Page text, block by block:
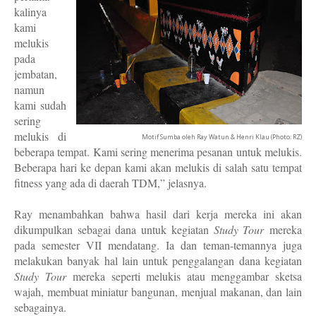
Motif Sumba oleh Ray Watun & Henri Klau (Photo: RZ)
kalinya
kami
melukis
pada
jembatan,
namun
kami sudah
sering
melukis di
beberapa tempat. Kami sering menerima pesanan untuk melukis.
Beberapa hari ke depan kami akan melukis di salah satu tempat
fitness yang ada di daerah TDM,” jelasnya.
Ray menambahkan bahwa hasil dari kerja mereka ini akan
dikumpulkan sebagai dana untuk kegiatan Study Tourmereka
pada semester VII mendatang. Ia dan teman-temannya juga
melakukan banyak hal lain untuk penggalangan dana kegiatan
Study Tourmereka seperti melukis atau menggambar sketsa
wajah, membuat miniatur bangunan, menjual makanan, dan lain
sebagainya.